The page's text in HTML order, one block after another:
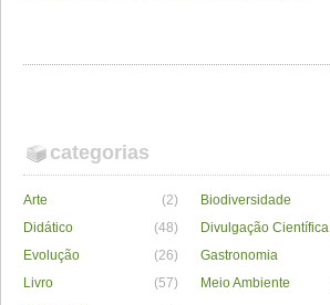
categorias
Arte (2) Biodiversidade
Didático
(48) Divulgação Científica
Evolução
(26) Gastronomia
Livro
(57) Meio Ambiente